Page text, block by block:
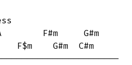
F#m     G#m
G#m  C#m